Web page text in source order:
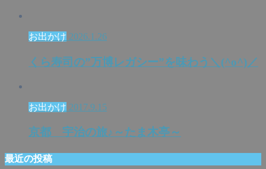
お出かけ 2026.1.26
くら寿司の”万博レガシー”を味わう＼(^o^)／
お出かけ 2017.9.15
京都 宇治の旅♪～たま木亭～
最近の投稿